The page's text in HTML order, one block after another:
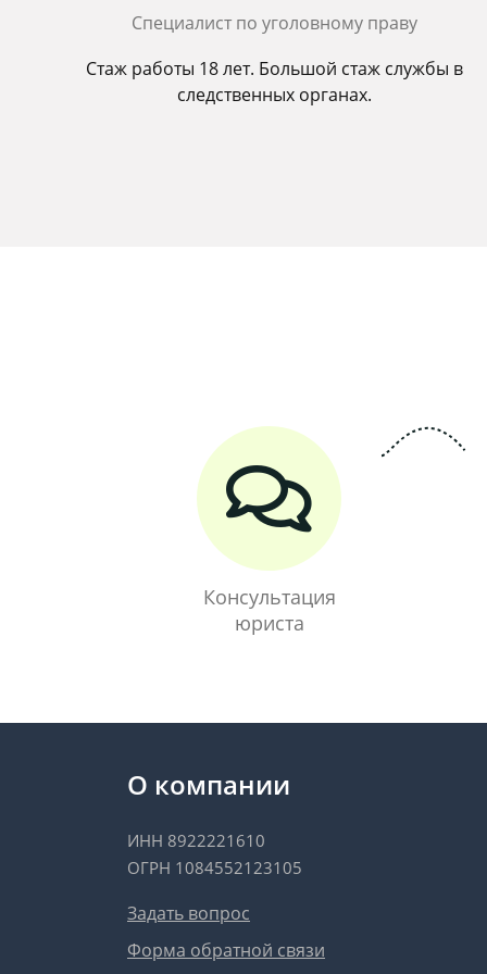
Cпециалист по уголовному праву
Стаж работы 18 лет. Большой стаж службы в
следственных органах.
Консультация
юриста
О компании
ИНН 8922221610
ОГРН 1084552123105
Задать вопрос
Форма обратной связи